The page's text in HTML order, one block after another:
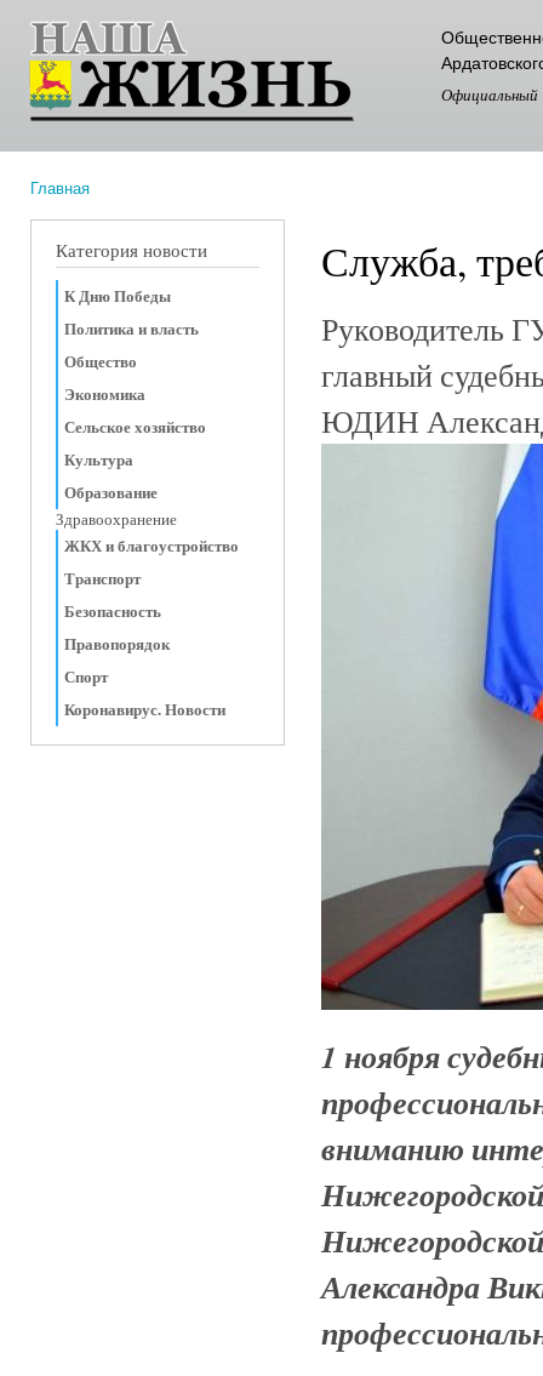
Официальный
Главная
Категория новости
К Дню Победы
Политика и власть
Общество
Экономика
Сельское хозяйство
Культура
Образование
Здравоохранение
ЖКХ и благоустройство
Транспорт
Безопасность
Правопорядок
Спорт
Коронавирус. Новости
Служба,
Руководитель
главный
ЮДИН
1 ноября
вниманию
Александра